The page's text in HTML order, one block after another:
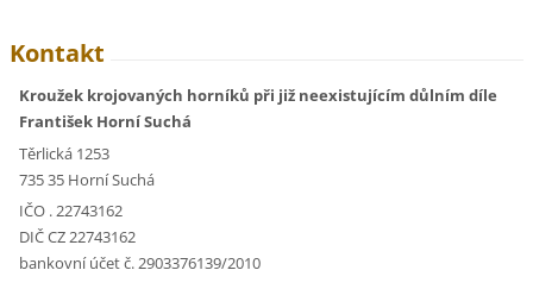
Kontakt
Kroužek krojovaných horníků při již neexistujícím důlním díle
František Horní Suchá
Těrlická 1253
735 35 Horní Suchá
IČO . 22743162
DIČ CZ 22743162
bankovní účet č. 2903376139/2010